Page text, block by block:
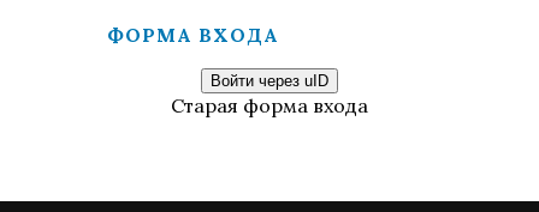
ФОРМА ВХОДА
Войти через uID
Старая форма входа